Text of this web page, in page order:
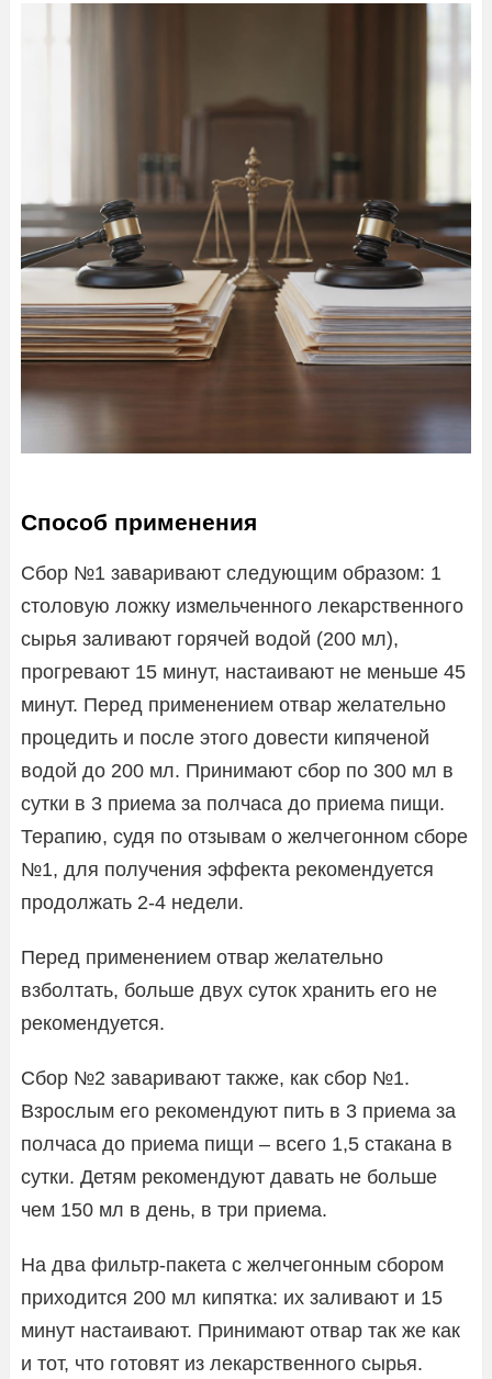
Способ применения
Сбор №1 заваривают следующим образом: 1
столовую ложку измельченного лекарственного
сырья заливают горячей водой (200 мл),
прогревают 15 минут, настаивают не меньше 45
минут. Перед применением отвар желательно
процедить и после этого довести кипяченой
водой до 200 мл. Принимают сбор по 300 мл в
сутки в 3 приема за полчаса до приема пищи.
Терапию, судя по отзывам о желчегонном сборе
№1, для получения эффекта рекомендуется
продолжать 2-4 недели.
Перед применением отвар желательно
взболтать, больше двух суток хранить его не
рекомендуется.
Сбор №2 заваривают также, как сбор №1.
Взрослым его рекомендуют пить в 3 приема за
полчаса до приема пищи – всего 1,5 стакана в
сутки. Детям рекомендуют давать не больше
чем 150 мл в день, в три приема.
На два фильтр-пакета с желчегонным сбором
приходится 200 мл кипятка: их заливают и 15
минут настаивают. Принимают отвар так же как
и тот, что готовят из лекарственного сырья.